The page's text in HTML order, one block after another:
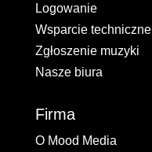
Logowanie
Wsparcie techniczne
Zgłoszenie muzyki
Nasze biura
Firma
O Mood Media